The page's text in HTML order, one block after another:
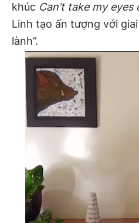
khúc Can’t take my eyes
Linh tạo ấn tượng với
lành”.